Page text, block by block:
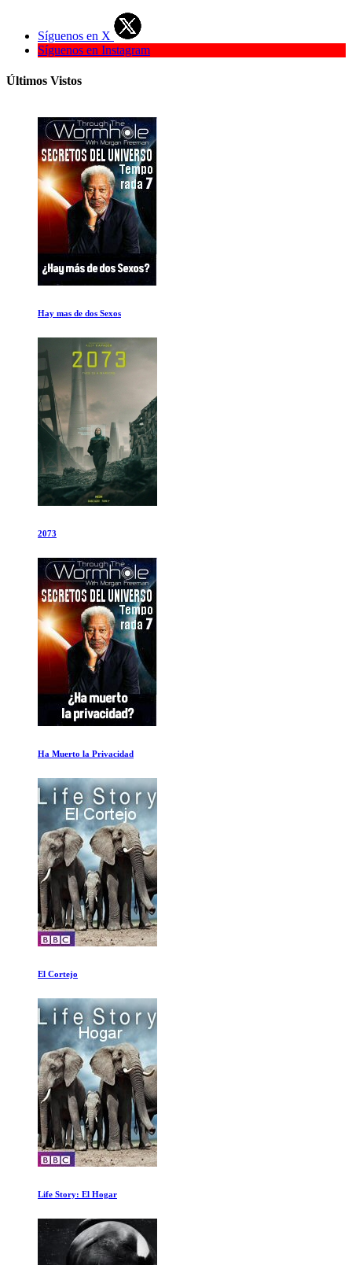
Síguenos en X
Síguenos en Instagram
Últimos Vistos
Hay mas de dos Sexos
2073
Ha Muerto la Privacidad
El Cortejo
Life Story: El Hogar